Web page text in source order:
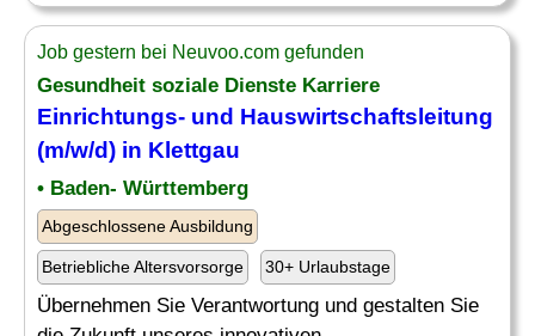
Job gestern bei Neuvoo.com gefunden
Gesundheit soziale Dienste Karriere
Einrichtungs- und Hauswirtschaftsleitung
(m/w/d) in Klettgau
• Baden- Württemberg
Abgeschlossene Ausbildung
Betriebliche Altersvorsorge 30+ Urlaubstage
Übernehmen Sie Verantwortung und gestalten Sie